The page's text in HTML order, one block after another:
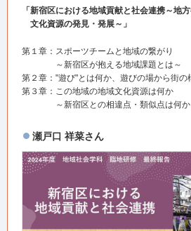
「新宿区における地域貢献と社会連携～地
文化資源の発見・発展～」
第１章：スポーツチームと地域の繋がり
～新宿区が抱える地域課題とは～
第２章："遊び"とは何か、遊びの場から街の
第３章：この地域の地域文化資源は何か
～新宿区との相違点・類似点は何か
瀬戸口 祥菜さん